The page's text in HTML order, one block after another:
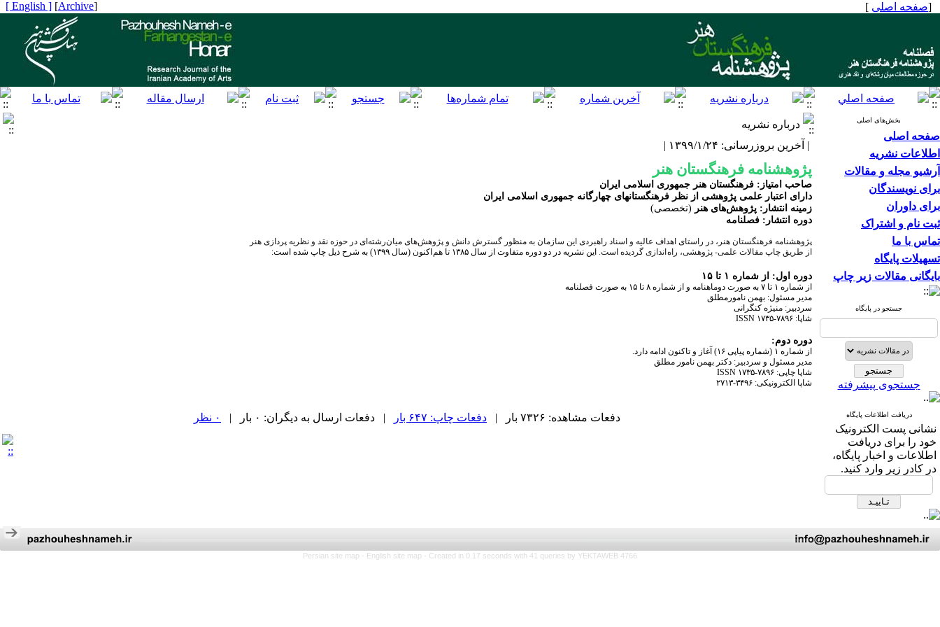
[صفحه اصلی ]
[
Archive
]
[ English ]
بخش‌های اصلی
صفحه اصلی
اطلاعات نشریه
آرشیو مجله و مقالات
برای نویسندگان
برای داوران
ثبت نام و اشتراک
تماس با ما
تسهیلات پایگاه
بایگانی مقالات زیر چاپ
جستجو در پایگاه
جستجوی پیشرفته
دریافت اطلاعات پایگاه
نشانی پست الکترونیک
خود را برای دریافت
اطلاعات و اخبار پایگاه،
در کادر زیر وارد کنید.
درباره نشریه
| آخرین بروزرسانی: ۱۳۹۹/۱/۲۴ |
پژوهشنامه فرهنگستان هنر
صاحب امتیاز: فرهنگستان هنر جمهوری اسلامی ایران
دارای اعتبار علمی پژوهشی از نظر فرهنگستانهای چهارگانه جمهوری اسلامی ایران
زمینه انتشار: پژوهش‌های هنر (تخصصی)
دوره انتشار: فصلنامه
پژوهشنامه فرهنگستان هنر، در راستای اهداف عالیه و اسناد راهبردی این سازمان به منظور گسترش دانش و پژوهش‌های میان‌رشته‌ای در حوزه نقد و نظریه پردازی هنر
از طریق چاپ مقالات علمی- پژوهشی، راه اندازی گردیده است. این نشریه در دو دوره متفاوت از سال ۱۳۸۵ تا هم اکنون (سال ۱۳۹۹) به شرح ذیل چاپ شده است:
دوره اول: از شماره ۱ تا ۱۵
از شماره ۱ تا ۷ به صورت دوماهنامه و از شماره ۸ تا ۱۵ به صورت فصلنامه
مدیر مسئول: بهمن نامورمطلق
سردبیر: منیژه کنگرانی
شاپا: ISSN ۱۷۳۵-۷۸۹۶
دوره دوم:
از شماره ۱ (شماره پیاپی ۱۶) آغاز و تاکنون ادامه دارد.
مدیر مسئول و سردبیر: دکتر بهمن نامور مطلق
شاپا چاپی: ISSN ۱۷۳۵-۷۸۹۶
شاپا الکترونیکی: ۳۴۹۶-۲۷۱۳
دفعات مشاهده: ۷۳۲۶ بار | دفعات چاپ: ۶۴۷ بار | دفعات ارسال به دیگران: ۰ بار | ۰ نظر
Persian site map - English site map - Created in 0.17 seconds with 41 queries by YEKTAWEB 4766